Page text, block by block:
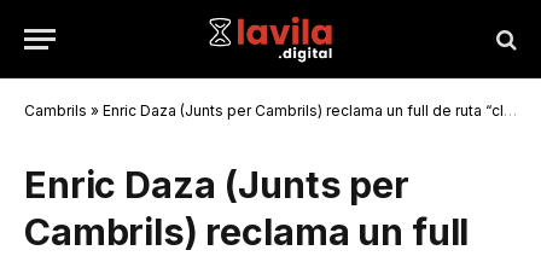
Cambrils » Enric Daza (Junts per Cambrils) reclama un full de ruta “clar” per la crisi de Recursos Humans
Enric Daza (Junts per
Cambrils) reclama un full